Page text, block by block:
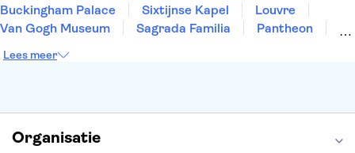
Buckingham Palace
Sixtijnse Kapel
Louvre
Van Gogh Museum
Sagrada Familia
Pantheon
Keukenhof
Lees meer
Organisatie